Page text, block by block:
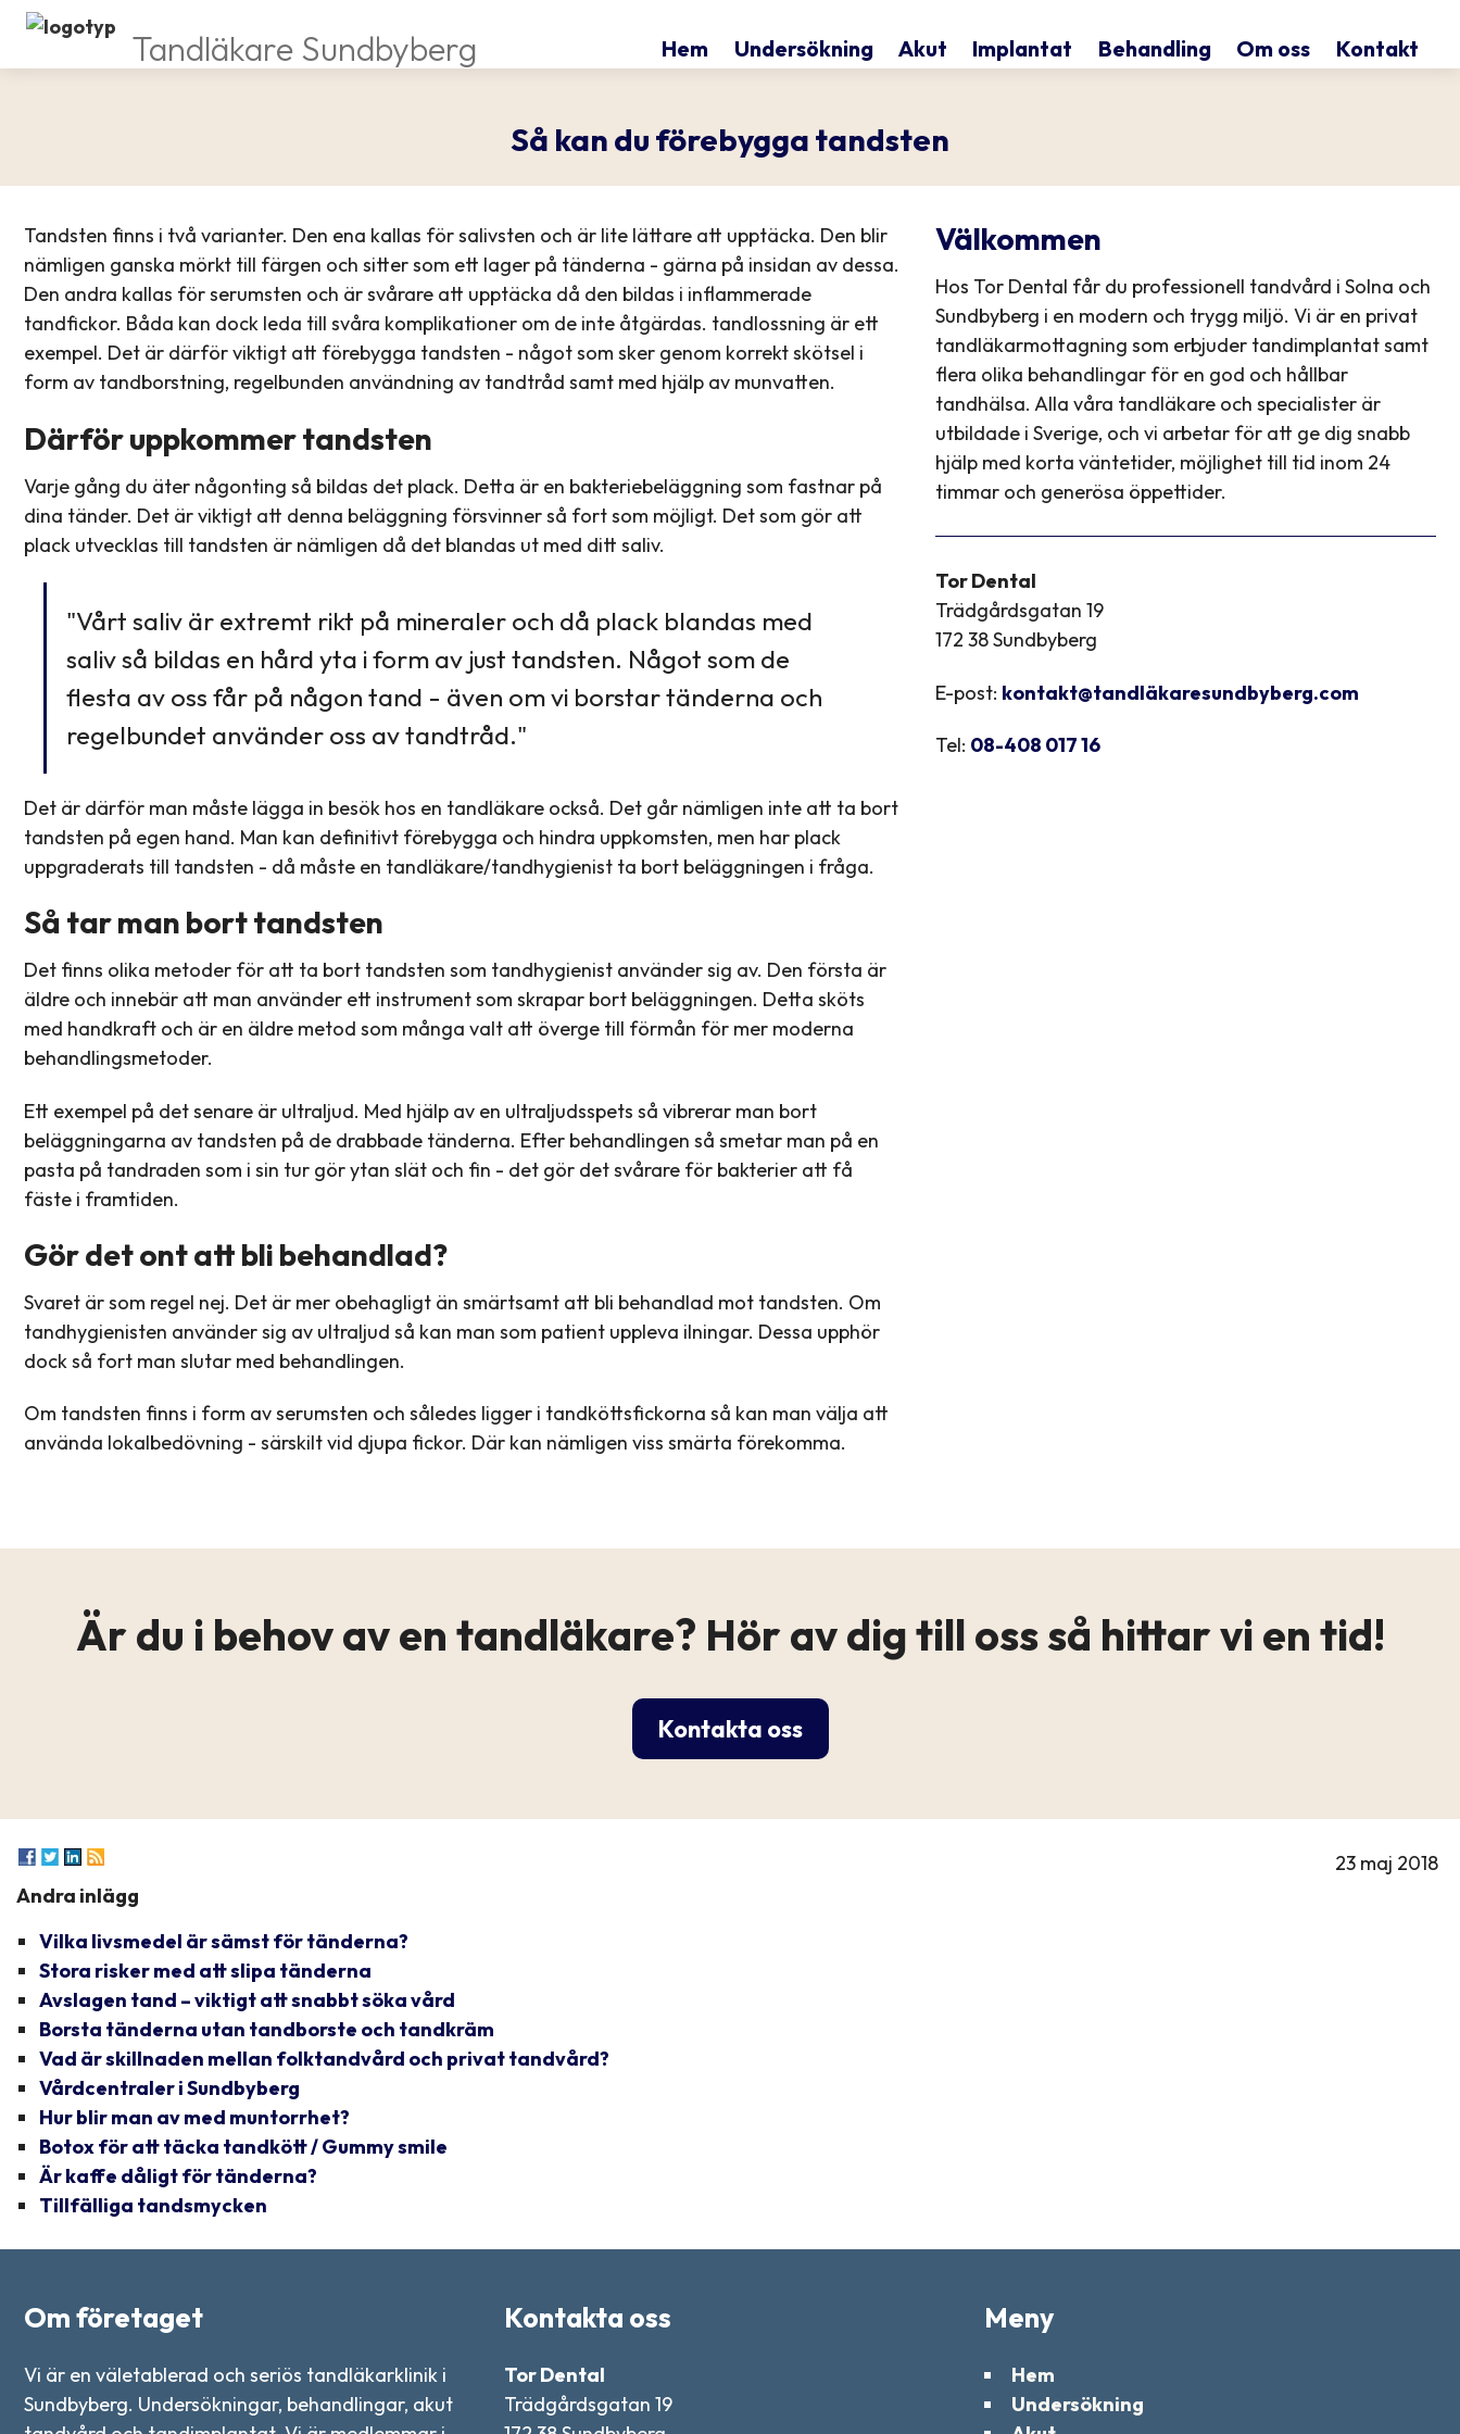
Hem Undersökning Akut Implantat Behandling Om oss Kontakt
Tandläkare Sundbyberg
Så kan du förebygga tandsten
Tandsten finns i två varianter. Den ena kallas för salivsten och är lite lättare att upptäcka. Den blir
nämligen ganska mörkt till färgen och sitter som ett lager på tänderna - gärna på insidan av dessa.
Den andra kallas för serumsten och är svårare att upptäcka då den bildas i inflammerade
tandfickor. Båda kan dock leda till svåra komplikationer om de inte åtgärdas. tandlossning är ett
exempel. Det är därför viktigt att förebygga tandsten - något som sker genom korrekt skötsel i
form av tandborstning, regelbunden användning av tandtråd samt med hjälp av munvatten.
Därför uppkommer tandsten
Varje gång du äter någonting så bildas det plack. Detta är en bakteriebeläggning som fastnar på
dina tänder. Det är viktigt att denna beläggning försvinner så fort som möjligt. Det som gör att
plack utvecklas till tandsten är nämligen då det blandas ut med ditt saliv.
"Vårt saliv är extremt rikt på mineraler och då plack blandas med
saliv så bildas en hård yta i form av just tandsten. Något som de
flesta av oss får på någon tand - även om vi borstar tänderna och
regelbundet använder oss av tandtråd."
Det är därför man måste lägga in besök hos en tandläkare också. Det går nämligen inte att ta bort
tandsten på egen hand. Man kan definitivt förebygga och hindra uppkomsten, men har plack
uppgraderats till tandsten - då måste en tandläkare/tandhygienist ta bort beläggningen i fråga.
Så tar man bort tandsten
Det finns olika metoder för att ta bort tandsten som tandhygienist använder sig av. Den första är
äldre och innebär att man använder ett instrument som skrapar bort beläggningen. Detta sköts
med handkraft och är en äldre metod som många valt att överge till förmån för mer moderna
behandlingsmetoder.
Ett exempel på det senare är ultraljud. Med hjälp av en ultraljudsspets så vibrerar man bort
beläggningarna av tandsten på de drabbade tänderna. Efter behandlingen så smetar man på en
pasta på tandraden som i sin tur gör ytan slät och fin - det gör det svårare för bakterier att få
fäste i framtiden.
Gör det ont att bli behandlad?
Svaret är som regel nej. Det är mer obehagligt än smärtsamt att bli behandlad mot tandsten. Om
tandhygienisten använder sig av ultraljud så kan man som patient uppleva ilningar. Dessa upphör
dock så fort man slutar med behandlingen.
Om tandsten finns i form av serumsten och således ligger i tandköttsfickorna så kan man välja att
använda lokalbedövning - särskilt vid djupa fickor. Där kan nämligen viss smärta förekomma.
Välkommen
Hos Tor Dental får du professionell tandvård i Solna och
Sundbyberg i en modern och trygg miljö. Vi är en privat
tandläkarmottagning som erbjuder tandimplantat samt
flera olika behandlingar för en god och hållbar
tandhälsa. Alla våra tandläkare och specialister är
utbildade i Sverige, och vi arbetar för att ge dig snabb
hjälp med korta väntetider, möjlighet till tid inom 24
timmar och generösa öppettider.
Tor Dental
Trädgårdsgatan 19
172 38 Sundbyberg
E-post: kontakt@tandläkaresundbyberg.com
Tel: 08-408 017 16
Är du i behov av en tandläkare? Hör av dig till oss så hittar vi en tid!
Kontakta oss
23 maj 2018
Andra inlägg
Vilka livsmedel är sämst för tänderna?
Stora risker med att slipa tänderna
Avslagen tand – viktigt att snabbt söka vård
Borsta tänderna utan tandborste och tandkräm
Vad är skillnaden mellan folktandvård och privat tandvård?
Vårdcentraler i Sundbyberg
Hur blir man av med muntorrhet?
Botox för att täcka tandkött / Gummy smile
Är kaffe dåligt för tänderna?
Tillfälliga tandsmycken
Om företaget
Vi är en väletablerad och seriös tandläkarklinik i
Sundbyberg. Undersökningar, behandlingar, akut
Kontakta oss
Tor Dental
Trädgårdsgatan 19
Meny
Hem
Undersökning